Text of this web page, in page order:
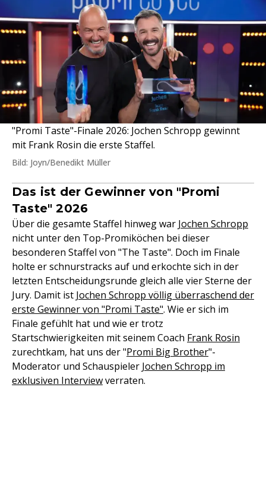
"Promi Taste"-Finale 2026: Jochen Schropp gewinnt
mit Frank Rosin die erste Staffel.
Bild: Joyn/Benedikt Müller
Das ist der Gewinner von "Promi
Taste" 2026
Über die gesamte Staffel hinweg war Jochen Schropp
nicht unter den Top-Promiköchen bei dieser
besonderen Staffel von "The Taste". Doch im Finale
holte er schnurstracks auf und erkochte sich in der
letzten Entscheidungsrunde gleich alle vier Sterne der
Jury. Damit ist Jochen Schropp völlig überraschend der
erste Gewinner von "Promi Taste". Wie er sich im
Finale gefühlt hat und wie er trotz
Startschwierigkeiten mit seinem Coach Frank Rosin
zurechtkam, hat uns der "Promi Big Brother"-
Moderator und Schauspieler Jochen Schropp im
exklusiven Interviewverraten.